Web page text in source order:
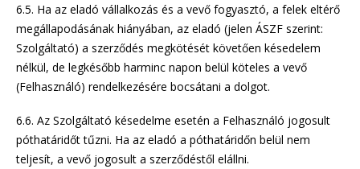
6.5. Ha az eladó vállalkozás és a vevő fogyasztó, a felek eltérő
megállapodásának hiányában, az eladó (jelen ÁSZF szerint:
Szolgáltató) a szerződés megkötését követően késedelem
nélkül, de legkésőbb harminc napon belül köteles a vevő
(Felhasználó) rendelkezésére bocsátani a dolgot.
6.6. Az Szolgáltató késedelme esetén a Felhasználó jogosult
póthatáridőt tűzni. Ha az eladó a póthatáridőn belül nem
teljesít, a vevő jogosult a szerződéstől elállni.